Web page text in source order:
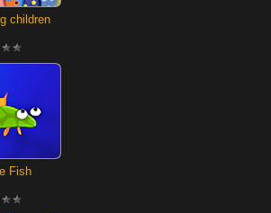
children
Fish